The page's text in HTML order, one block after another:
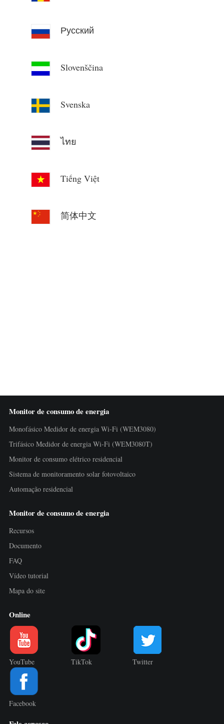
Русский
Slovenščina
Svenska
ไทย
Tiếng Việt
简体中文
Monitor de consumo de energia
Monofásico Medidor de energia Wi-Fi (WEM3080)
Trifásico Medidor de energia Wi-Fi (WEM3080T)
Monitor de consumo elétrico residencial
Sistema de monitoramento solar fotovoltaico
Automação residencial
Monitor de consumo de energia
Recursos
Documento
FAQ
Vídeo tutorial
Mapa do site
Online
YouTube TikTok Twitter
Facebook